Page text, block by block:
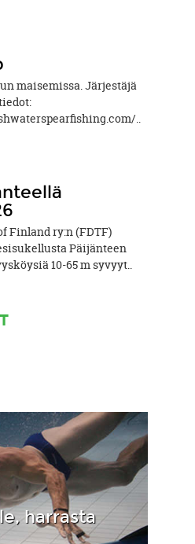
maisemissa. Järjestäjä
..
Finland ry:n (FDTF)
Päijänteen
10-65 m syvyyt..
harrasta